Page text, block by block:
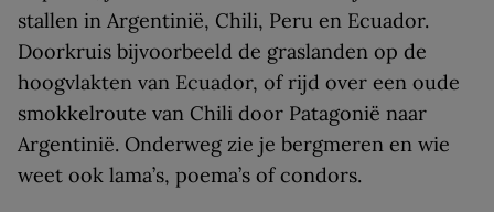
stallen in Argentinië, Chili, Peru en Ecuador.
Doorkruis bijvoorbeeld de graslanden op de
hoogvlakten van Ecuador, of rijd over een oude
smokkelroute van Chili door Patagonië naar
Argentinië. Onderweg zie je bergmeren en wie
weet ook lama’s, poema’s of condors.